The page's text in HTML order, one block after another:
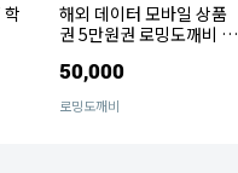
해외 데이터 모바일 상품
권 5만원권 로밍도깨비 이
50,000
로밍도깨비